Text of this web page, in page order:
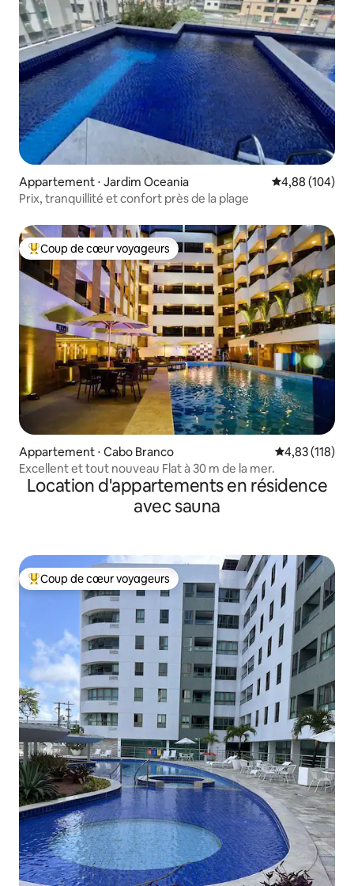
Appartement ⋅ Jardim Oceania Évaluation
4,88 (104)
Prix, tranquillité et confort près de la plage
Coups de cœur voyageurs les plus appréciés
Coup de cœur voyageurs
Appartement ⋅ Cabo Branco Évaluation
4,83 (118)
Excellent et tout nouveau Flat à 30 m de la mer.
Location d'appartements en résidence
avec sauna
Coups de cœur voyageurs les plus appréciés
Coup de cœur voyageurs